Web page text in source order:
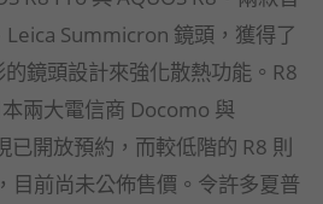
Summicron 鏡頭，獲得了
鏡頭設計來強化散熱功能。R8
兩大電信商 Docomo 與
已開放預約，而較低階的 R8 則
目前尚未公佈售價。令許多夏普